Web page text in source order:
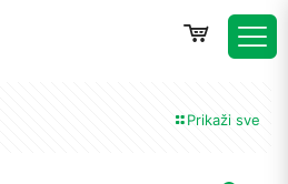
Prikaži sve